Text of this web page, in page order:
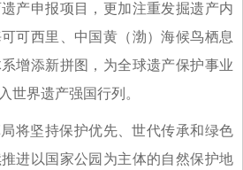
产申报项目，更加注重发掘遗产内
可西里、中国黄（渤）海候鸟栖息
增添新拼图，为全球遗产保护事业
世界遗产强国行列。
将坚持保护优先、世代传承和绿色
进以国家公园为主体的自然保护地